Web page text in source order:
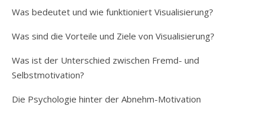
Was bedeutet und wie funktioniert Visualisierung?
Was sind die Vorteile und Ziele von Visualisierung?
Was ist der Unterschied zwischen Fremd- und
Selbstmotivation?
Die Psychologie hinter der Abnehm-Motivation